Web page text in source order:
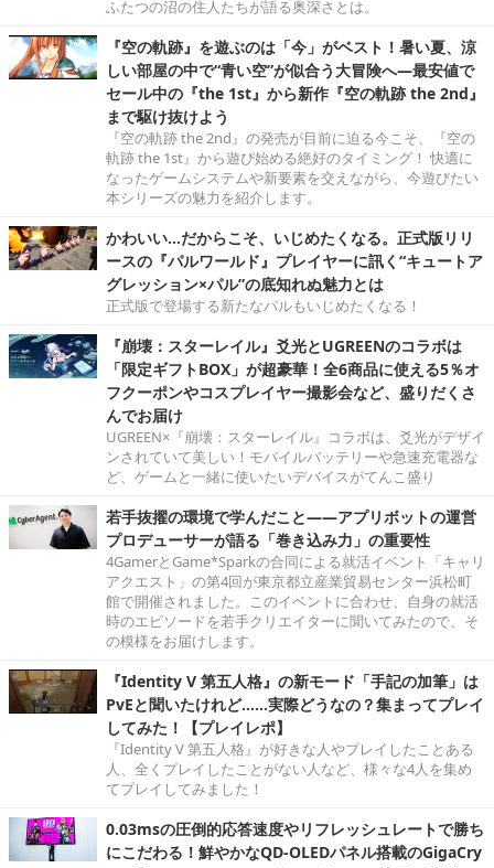
ふたつの沼の住人たちが語る奥深さとは。
『空の軌跡』を遊ぶのは「今」がベスト！暑い夏、涼
しい部屋の中で“青い空”が似合う大冒険へ―最安値で
セール中の『the 1st』から新作『空の軌跡 the 2nd』
まで駆け抜けよう
『空の軌跡 the 2nd』の発売が目前に迫る今こそ、『空の
軌跡 the 1st』から遊び始める絶好のタイミング！ 快適に
なったゲームシステムや新要素を交えながら、今遊びたい
本シリーズの魅力を紹介します。
かわいい…だからこそ、いじめたくなる。正式版リリ
ースの『パルワールド』プレイヤーに訊く“キュートア
グレッション×パル”の底知れぬ魅力とは
正式版で登場する新たなパルもいじめたくなる！
『崩壊：スターレイル』爻光とUGREENのコラボは
「限定ギフトBOX」が超豪華！全6商品に使える5％オ
フクーポンやコスプレイヤー撮影会など、盛りだくさ
んでお届け
UGREEN×『崩壊：スターレイル』コラボは、爻光がデザイ
ンされていて美しい！モバイルバッテリーや急速充電器な
ど、ゲームと一緒に使いたいデバイスがてんこ盛り
若手抜擢の環境で学んだこと――アプリボットの運営
プロデューサーが語る「巻き込み力」の重要性
4GamerとGame*Sparkの合同による就活イベント「キャリ
アクエスト」の第4回が東京都立産業貿易センター浜松町
館で開催されました。このイベントに合わせ、自身の就活
時のエピソードを若手クリエイターに聞いてみたので、そ
の模様をお届けします。
『Identity V 第五人格』の新モード「手記の加筆」は
PvEと聞いたけれど……実際どうなの？集まってプレイ
してみた！【プレイレポ】
『Identity V 第五人格』が好きな人やプレイしたことある
人、全くプレイしたことがない人など、様々な4人を集め
てプレイしてみました！
0.03msの圧倒的応答速度やリフレッシュレートで勝ち
にこだわる！鮮やかなQD-OLEDパネル搭載のGigaCry